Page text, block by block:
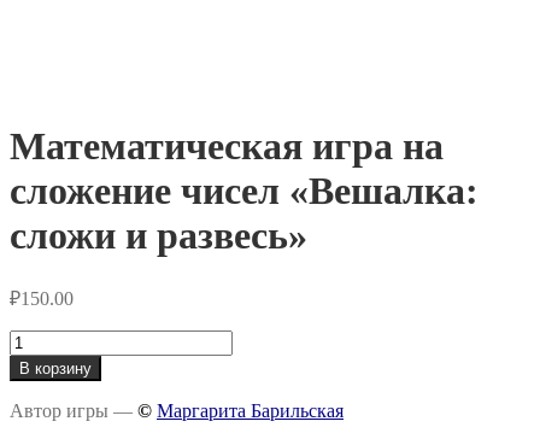
Математическая игра на
сложение чисел «Вешалка:
сложи и развесь»
₽150.00
Количество
товара
Математическая
игра
В корзину
Автор игры — © Маргарита Барильская